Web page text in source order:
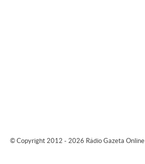
© Copyright 2012 - 2026 Rádio Gazeta Online